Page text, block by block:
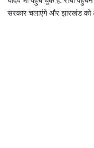
सरकार चलाएंगे और झारखंड